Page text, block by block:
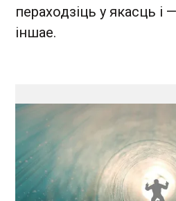
пераходзіць у якасць і
іншае.